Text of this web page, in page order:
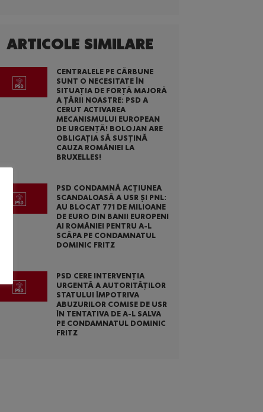
ARTICOLE SIMILARE
CENTRALELE PE CĂRBUNE
SUNT O NECESITATE ÎN
SITUAȚIA DE FORȚĂ MAJORĂ
A ȚĂRII NOASTRE: PSD A
CERUT ACTIVAREA
MECANISMULUI EUROPEAN
DE URGENȚĂ! BOLOJAN ARE
OBLIGAȚIA SĂ SUSȚINĂ
CAUZA ROMÂNIEI LA
BRUXELLES!
PSD CONDAMNĂ ACȚIUNEA
SCANDALOASĂ A USR ȘI PNL:
AU BLOCAT 771 DE MILIOANE
DE EURO DIN BANII EUROPENI
AI ROMÂNIEI PENTRU A-L
SCĂPA PE CONDAMNATUL
DOMINIC FRITZ
PSD CERE INTERVENȚIA
URGENTĂ A AUTORITĂȚILOR
STATULUI ÎMPOTRIVA
ABUZURILOR COMISE DE USR
ÎN TENTATIVA DE A-L SALVA
PE CONDAMNATUL DOMINIC
FRITZ